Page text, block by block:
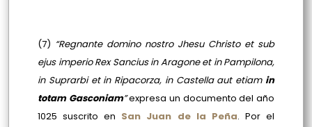
(7) “Regnante domino nostro Jhesu Christo et sub
ejus imperio Rex Sancius in Aragone et in Pampilona,
in Suprarbi et in Ripacorza, in Castella aut etiam in
totam Gasconiam”expresa un documento del año
1025 suscrito en San Juan de la Peña. Por el